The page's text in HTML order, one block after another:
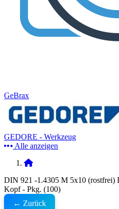
GeBrax
GEDORE - Werkzeug
Alle anzeigen
DIN 921 -1.4305 M 5x10 (rostfrei)
Kopf - Pkg. (100)
← Zurück